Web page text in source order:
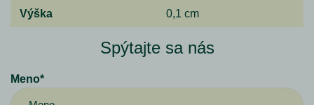
Výška
0,1 cm
Spýtajte sa nás
Meno*